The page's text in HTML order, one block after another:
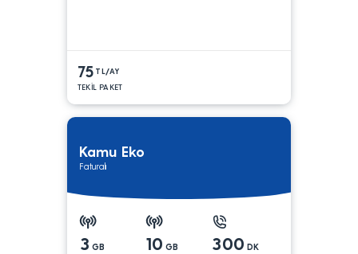
75 TL/AY
TEKİL PAKET
Kamu Eko
Faturalı
3 GB 10 GB 300 DK